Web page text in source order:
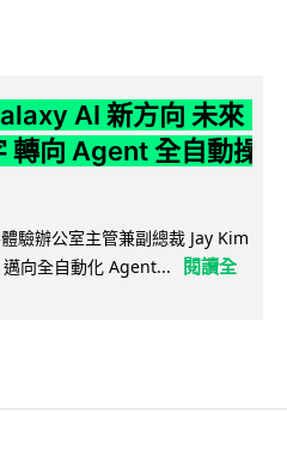
AI 新方向 未來
轉向 Agent 全自動操
驗辦公室主管兼副總裁 Jay Kim
向全自動化 Agent...
閱讀全